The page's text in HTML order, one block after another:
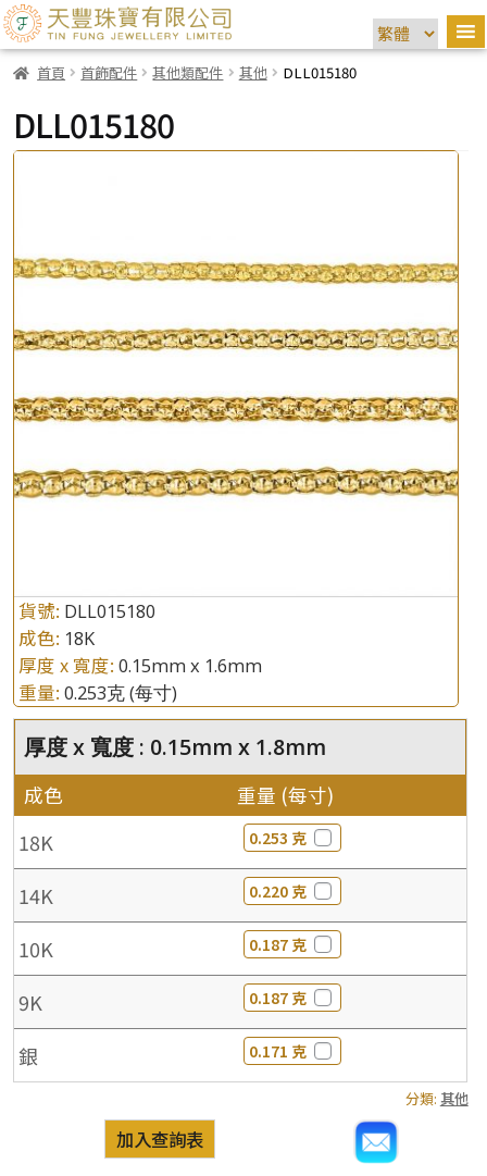
首頁 首飾配件 其他類配件 其他 DLL015180
DLL015180
貨號: DLL015180
成色: 18K
厚度 x 寬度: 0.15mm x 1.6mm
重量: 0.253克(每寸)
厚度 x 寬度 : 0.15mm x 1.8mm
成色 重量 (每寸)
18K 0.253 克
14K 0.220 克
10K 0.187 克
9K 0.187 克
銀 0.171 克
分類: 其他
加入查詢表